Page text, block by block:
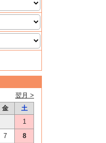
翌月 >
金
土
1
7
8